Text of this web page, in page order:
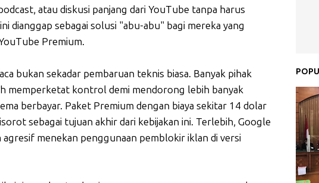
atau diskusi panjang dari YouTube tanpa harus
dianggap sebagai solusi "abu-abu" bagi mereka yang
Premium.
bukan sekadar pembaruan teknis biasa. Banyak pihak
memperketat kontrol demi mendorong lebih banyak
berbayar. Paket Premium dengan biaya sekitar 14 dolar
sebagai tujuan akhir dari kebijakan ini. Terlebih, Google
agresif menekan penggunaan pemblokir iklan di versi